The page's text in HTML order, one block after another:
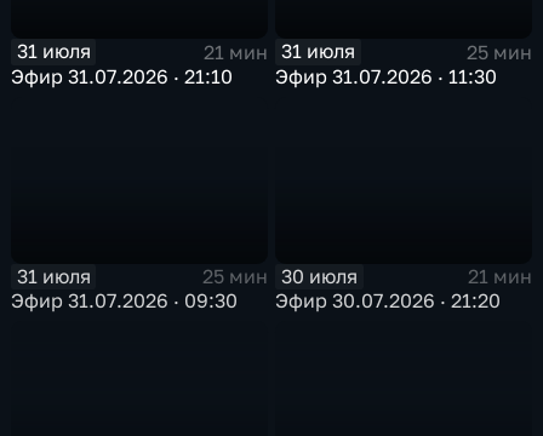
31 июля
21 мин
Эфир 31.07.2026 · 21:10
31 июля
25 мин
Эфир 31.07.2026 · 11:30
31 июля
25 мин
Эфир 31.07.2026 · 09:30
30 июля
21 мин
Эфир 30.07.2026 · 21:20